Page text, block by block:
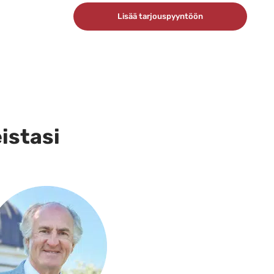
Lisää tarjouspyyntöön